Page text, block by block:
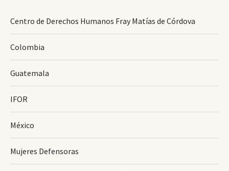
Centro de Derechos Humanos Fray Matías de Córdova
Colombia
Guatemala
IFOR
México
Mujeres Defensoras